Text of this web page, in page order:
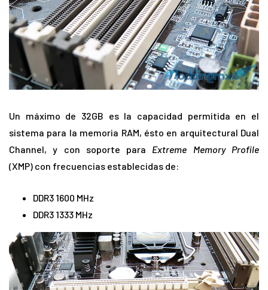
Un máximo de 32GB es la capacidad permitida en el
sistema para la memoria RAM, ésto en arquitectural Dual
Channel, y con soporte para Extreme Memory Profile
(XMP) con frecuencias establecidas de:
DDR3 1600 MHz
DDR3 1333 MHz